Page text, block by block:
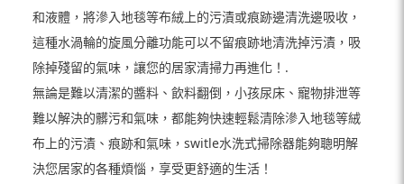
和液體，將滲入地毯等布絨上的污漬或痕跡邊清洗邊吸收，
這種水渦輪的旋風分離功能可以不留痕跡地清洗掉污漬，吸
除掉殘留的氣味，讓您的居家清掃力再進化！.
無論是難以清潔的醬料、飲料翻倒，小孩尿床、寵物排泄等
難以解決的髒污和氣味，都能夠快速輕鬆清除滲入地毯等絨
布上的污漬、痕跡和氣味，switle水洗式掃除器能夠聰明解
決您居家的各種煩惱，享受更舒適的生活！